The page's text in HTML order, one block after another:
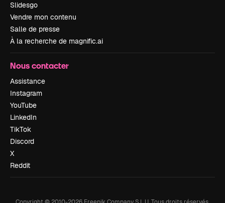
Slidesgo
Vendre mon contenu
Salle de presse
À la recherche de magnific.ai
Nous contacter
Assistance
Instagram
YouTube
LinkedIn
TikTok
Discord
X
Reddit